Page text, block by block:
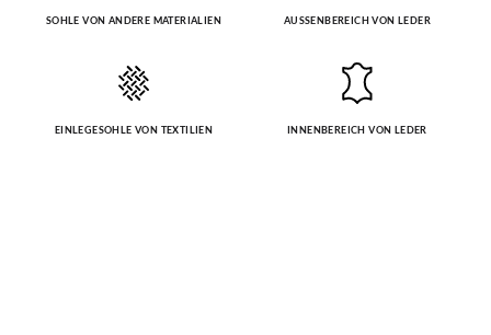
SOHLE VON ANDERE MATERIALIEN AUSSENBEREICH VON LEDER
EINLEGESOHLE VON TEXTILIEN INNENBEREICH VON LEDER